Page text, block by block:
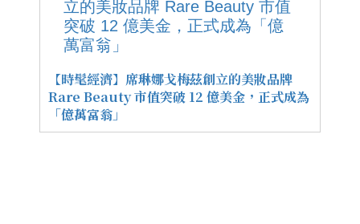
【時髦經濟】席琳娜戈梅茲創立的美妝品牌
Rare Beauty 市值突破 12 億美金，正式成為
「億萬富翁」